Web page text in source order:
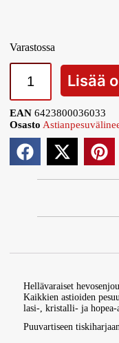
Varastossa
Lisää
EAN6423800036033
Osasto
Hellävaraiset
Kaikkien astioiden
lasi-, kristalli- ja hopea-
Puuvartiseen